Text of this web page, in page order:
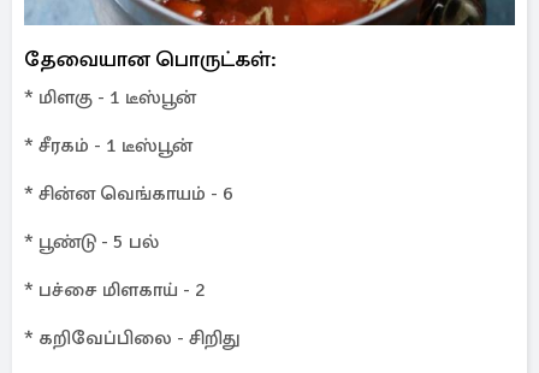
தேவையான பொருட்கள்:
* மிளகு - 1 டீஸ்பூன்
* சீரகம் - 1 டீஸ்பூன்
* சின்ன வெங்காயம் - 6
* பூண்டு - 5 பல்
* பச்சை மிளகாய் - 2
* கறிவேப்பிலை - சிறிது